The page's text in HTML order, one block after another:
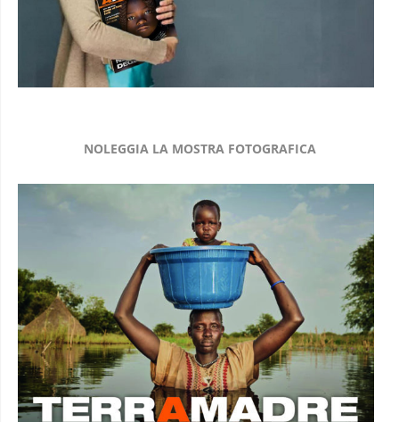
NOLEGGIA LA MOSTRA FOTOGRAFICA